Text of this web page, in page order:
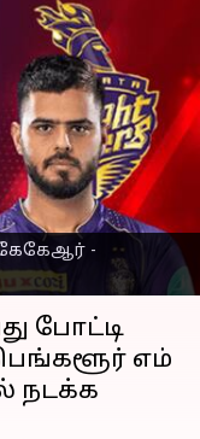
-
vs
07:58 pm
போட்டி
எம்
நடக்க